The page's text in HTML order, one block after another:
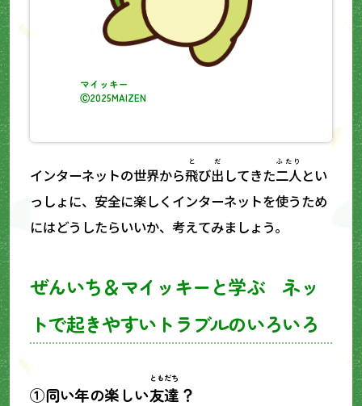
マイッキー
Ⓒ2025MAIZEN
インターネットの世界から飛
と
び出
だ
してきた二人
ふたり
とい
っしょに、安全に楽しくインターネットを使うため
にはどうしたらいいか、考えてみましょう。
ぜんいち＆マイッキーと学ぶ
ネッ
トで起きやすいトラブルのいろいろ
①同い年の楽しい友達
ともだち
？